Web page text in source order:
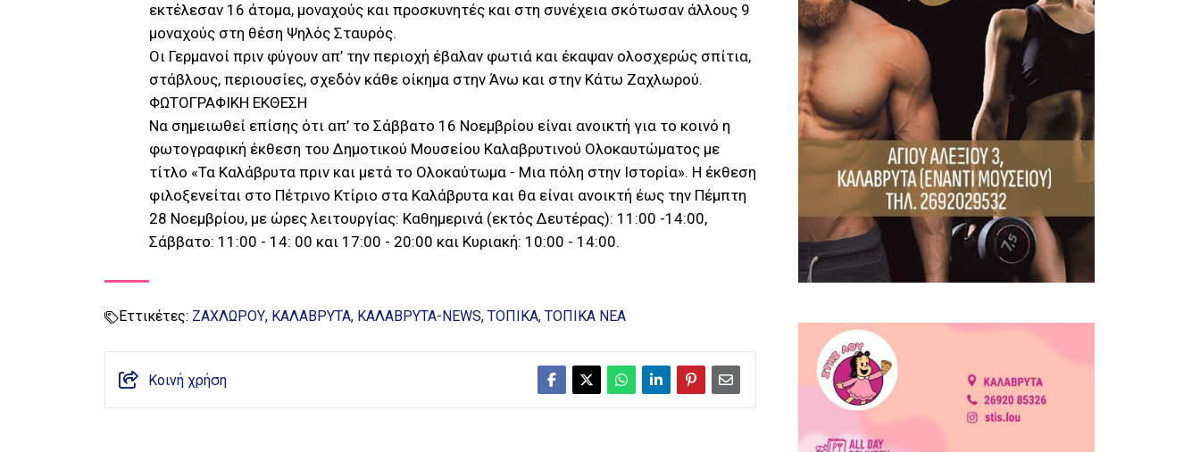
εκτέλεσαν 16 άτομα, μοναχούς και προσκυνητές και στη συνέχεια σκότωσαν άλλους 9
μοναχούς στη θέση Ψηλός Σταυρός.
Οι Γερμανοί πριν φύγουν απ’ την περιοχή έβαλαν φωτιά και έκαψαν ολοσχερώς σπίτια,
στάβλους, περιουσίες, σχεδόν κάθε οίκημα στην Άνω και στην Κάτω Ζαχλωρού.
ΦΩΤΟΓΡΑΦΙΚΗ ΕΚΘΕΣΗ
Να σημειωθεί επίσης ότι απ’ το Σάββατο 16 Νοεμβρίου είναι ανοικτή για το κοινό η
φωτογραφική έκθεση του Δημοτικού Μουσείου Καλαβρυτινού Ολοκαυτώματος με
τίτλο «Τα Καλάβρυτα πριν και μετά το Ολοκαύτωμα - Μια πόλη στην Ιστορία». Η έκθεση
φιλοξενείται στο Πέτρινο Κτίριο στα Καλάβρυτα και θα είναι ανοικτή έως την Πέμπτη
28 Νοεμβρίου, με ώρες λειτουργίας: Καθημερινά (εκτός Δευτέρας): 11:00 -14:00,
Σάββατο: 11:00 - 14: 00 και 17:00 - 20:00 και Κυριακή: 10:00 - 14:00.
Εττικέτες: ΖΑΧΛΩΡΟΥ ΚΑΛΑΒΡΥΤΑ ΚΑΛΑΒΡΥΤΑ-NEWS ΤΟΠΙΚΑ ΤΟΠΙΚΑ ΝΕΑ
Κοινή χρήση